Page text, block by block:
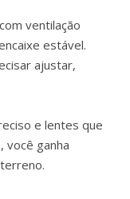
ventilação
estável.
ajustar,
e lentes que
você ganha